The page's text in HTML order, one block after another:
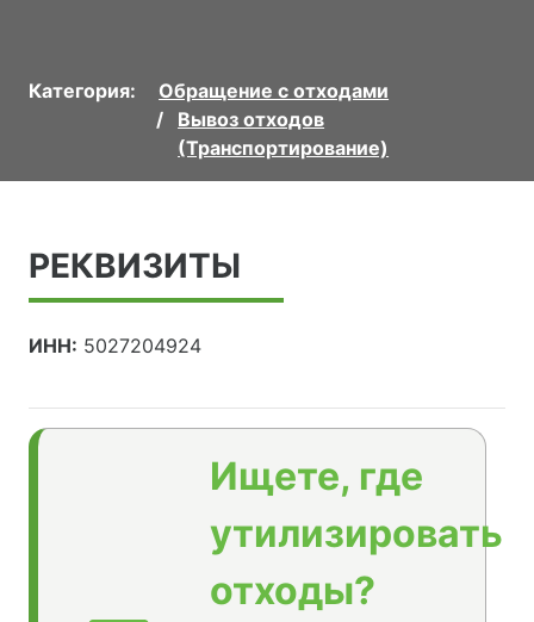
Категория:
Обращение с отходами
Вывоз отходов
(Транспортирование)
РЕКВИЗИТЫ
ИНН: 5027204924
Ищете, где
утилизировать
отходы?